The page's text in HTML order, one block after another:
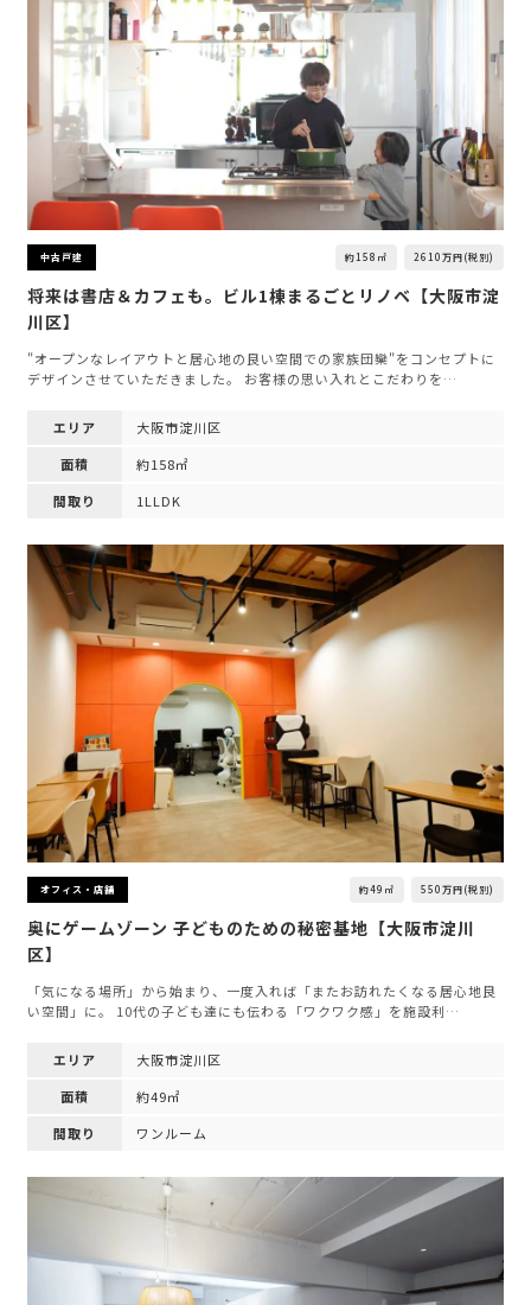
中古戸建 約158㎡ 2610万円(税別)
将来は書店＆カフェも。ビル1棟まるごとリノベ【大阪市淀
川区】
"オープンなレイアウトと居心地の良い空間での家族団欒"をコンセプトに
デザインさせていただきました。 お客様の思い入れとこだわりを…
エリア
大阪市淀川区
面積
約158㎡
間取り
1LLDK
オフィス・店舗 約49㎡ 550万円(税別)
奥にゲームゾーン 子どものための秘密基地【大阪市淀川
区】
「気になる場所」から始まり、一度入れば「またお訪れたくなる居心地良
い空間」に。 10代の子ども達にも伝わる「ワクワク感」を施設利…
エリア
大阪市淀川区
面積
約49㎡
間取り
ワンルーム